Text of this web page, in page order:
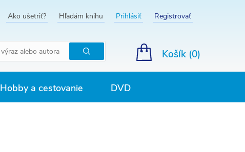
Ako ušetriť? Hľadám knihu Prihlásiť Registrovať
Hľadať
Košík (0)
Hobby a cestovanie DVD